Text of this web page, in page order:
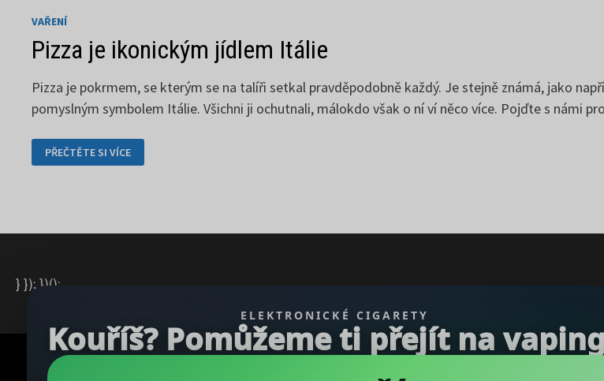
VAŘENÍ
Pizza je ikonickým jídlem Itálie
Pizza je pokrmem, se kterým se na talíři setkal pravděpodobně každý. Je stejně známá, jako
pomyslným symbolem Itálie. Všichni ji ochutnali, málokdo však o ní ví něco více. Pojďte s námi
PIZZA
JE
IKONICKÝM
PŘEČTĚTE SI VÍCE
ELEKTRONICKÉ CIGARETY
Kouříš? Pomůžeme ti přejít na
} }); })();
Copyright © 2026REGBU.COM.